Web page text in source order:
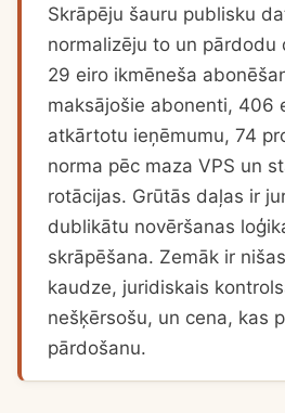
Skrāpēju šauru publisku
normalizēju to un pārdodu
29 eiro ikmēneša
maksājošie abonenti, 406
atkārtotu ieņēmumu, 74
norma pēc maza VPS un
rotācijas. Grūtās daļas ir
dublikātu novēršanas
skrāpēšana. Zemāk ir
kaudze, juridiskais
nešķērsošu, un cena, kas
pārdošanu.